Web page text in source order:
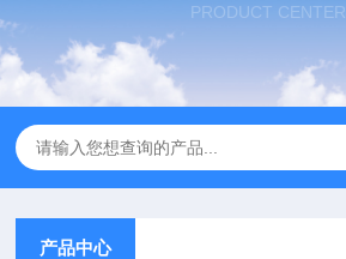
PRODUCT CENTER
产品中心